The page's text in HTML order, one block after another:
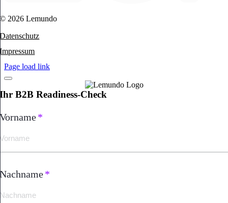
© 2026 Lemundo
Datenschutz
Impressum
Page load link
Ihr B2B Readiness-Check
Vorname*
Nachname*